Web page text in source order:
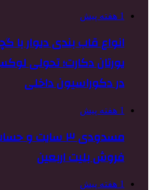
1 هفته پیش
انواع قاب بندی دیوار
یورتان دکارت؛ تحولی
در دکوراسیون داخلی
1 هفته پیش
مسدودی ۳ سایت
فروش بلیت اربعین
1 هفته پیش